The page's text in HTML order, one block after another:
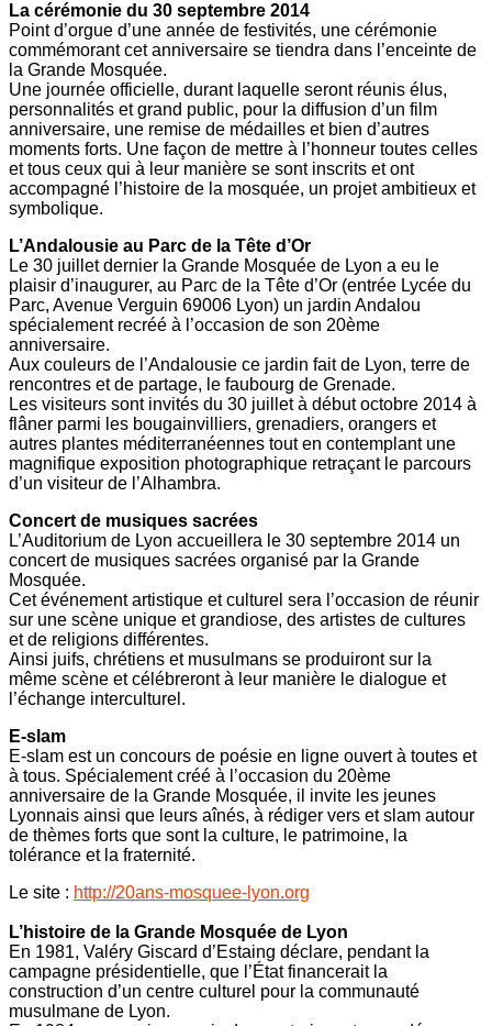
La cérémonie du 30 septembre 2014
Point d’orgue d’une année de festivités, une cérémonie
commémorant cet anniversaire se tiendra dans l’enceinte de
la Grande Mosquée.
Une journée officielle, durant laquelle seront réunis élus,
personnalités et grand public, pour la diffusion d’un film
anniversaire, une remise de médailles et bien d’autres
moments forts. Une façon de mettre à l’honneur toutes celles
et tous ceux qui à leur manière se sont inscrits et ont
accompagné l’histoire de la mosquée, un projet ambitieux et
symbolique.
L’Andalousie au Parc de la Tête d’Or
Le 30 juillet dernier la Grande Mosquée de Lyon a eu le
plaisir d’inaugurer, au Parc de la Tête d’Or (entrée Lycée du
Parc, Avenue Verguin 69006 Lyon) un jardin Andalou
spécialement recréé à l’occasion de son 20ème
anniversaire.
Aux couleurs de l’Andalousie ce jardin fait de Lyon, terre de
rencontres et de partage, le faubourg de Grenade.
Les visiteurs sont invités du 30 juillet à début octobre 2014 à
flâner parmi les bougainvilliers, grenadiers, orangers et
autres plantes méditerranéennes tout en contemplant une
magnifique exposition photographique retraçant le parcours
d’un visiteur de l’Alhambra.
Concert de musiques sacrées
L’Auditorium de Lyon accueillera le 30 septembre 2014 un
concert de musiques sacrées organisé par la Grande
Mosquée.
Cet événement artistique et culturel sera l’occasion de réunir
sur une scène unique et grandiose, des artistes de cultures
et de religions différentes.
Ainsi juifs, chrétiens et musulmans se produiront sur la
même scène et célébreront à leur manière le dialogue et
l’échange interculturel.
E-slam
E-slam est un concours de poésie en ligne ouvert à toutes et
à tous. Spécialement créé à l’occasion du 20ème
anniversaire de la Grande Mosquée, il invite les jeunes
Lyonnais ainsi que leurs aînés, à rédiger vers et slam autour
de thèmes forts que sont la culture, le patrimoine, la
tolérance et la fraternité.
Le site : http://20ans-mosquee-lyon.org
L’histoire de la Grande Mosquée de Lyon
En 1981, Valéry Giscard d’Estaing déclare, pendant la
campagne présidentielle, que l’État financerait la
construction d’un centre culturel pour la communauté
musulmane de Lyon.